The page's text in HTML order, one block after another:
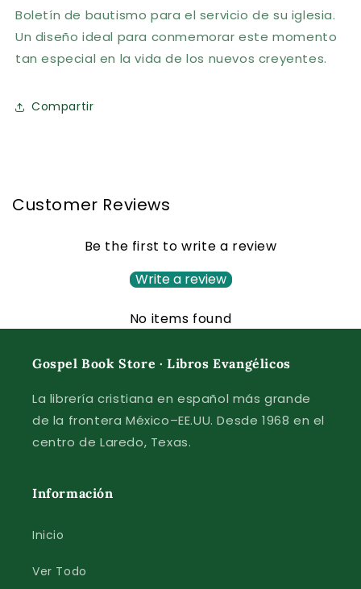
Boletín de bautismo para el servicio de su iglesia.
Un diseño ideal para conmemorar este momento
tan especial en la vida de los nuevos creyentes.
Compartir
Customer Reviews
Be the first to write a review
Write a review
No items found
Gospel Book Store · Libros Evangélicos
La librería cristiana en español más grande
de la frontera México–EE.UU. Desde 1968 en el
centro de Laredo, Texas.
Información
Inicio
Ver Todo